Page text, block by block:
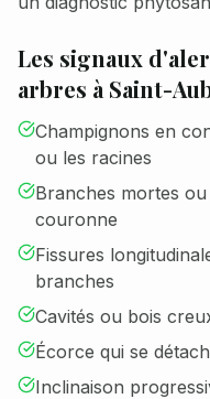
Les signaux
arbres à Saint-
Champignons en
ou les racines
Branches mortes
couronne
Fissures
branches
Cavités ou bois
Écorce qui se
Inclinaison